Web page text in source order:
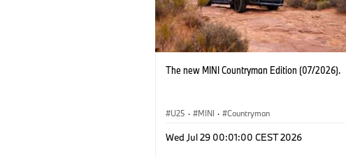
The new MINI Countryman Edition (07/2026).
U25 · MINI · Countryman
Wed Jul 29 00:01:00 CEST 2026